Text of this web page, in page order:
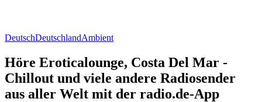
DeutschDeutschlandAmbient
Höre Eroticalounge, Costa Del Mar -
Chillout und viele andere Radiosender
aus aller Welt mit der radio.de-App